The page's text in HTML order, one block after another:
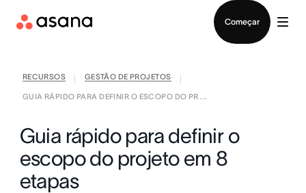
Começar
RECURSOS GESTÃO DE PROJETOS
GUIA RÁPIDO PARA DEFINIR O ESCOPO DO PR ...
Guia rápido para definir o
escopo do projeto em 8
etapas